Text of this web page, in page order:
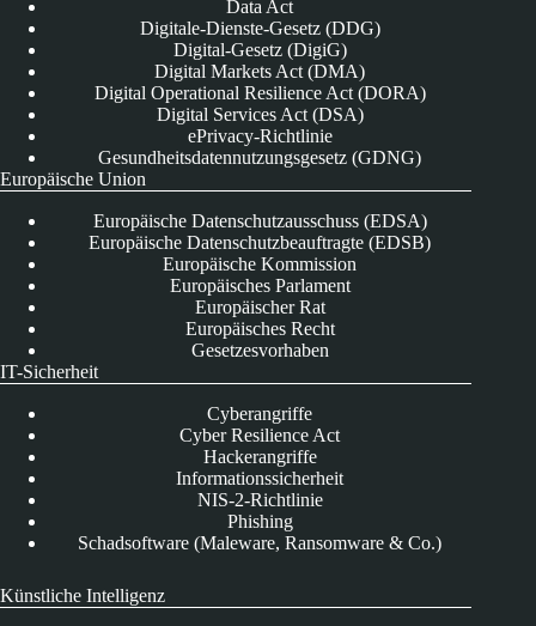
Data Act
Digitale-Dienste-Gesetz (DDG)
Digital-Gesetz (DigiG)
Digital Markets Act (DMA)
Digital Operational Resilience Act (DORA)
Digital Services Act (DSA)
ePrivacy-Richtlinie
Gesundheitsdatennutzungsgesetz (GDNG)
Europäische Union
Europäische Datenschutzausschuss (EDSA)
Europäische Datenschutzbeauftragte (EDSB)
Europäische Kommission
Europäisches Parlament
Europäischer Rat
Europäisches Recht
Gesetzesvorhaben
IT-Sicherheit
Cyberangriffe
Cyber Resilience Act
Hackerangriffe
Informationssicherheit
NIS-2-Richtlinie
Phishing
Schadsoftware (Maleware, Ransomware & Co.)
Künstliche Intelligenz